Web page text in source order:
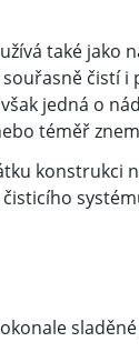
také jako
čistí
jedná o
téměř
konstrukci